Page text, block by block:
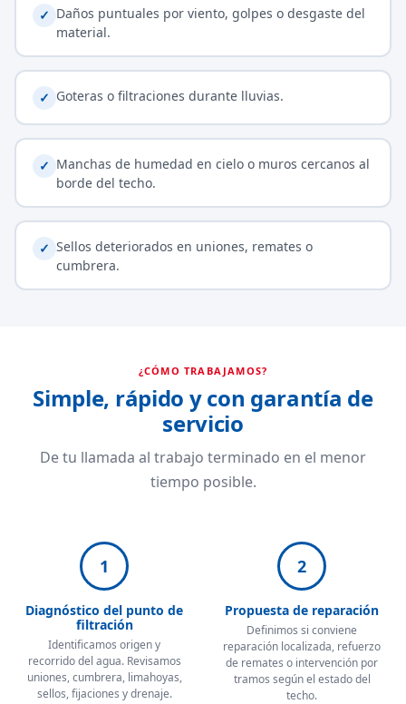
✓ Daños puntuales por viento, golpes o desgaste del
material.
✓ Goteras o filtraciones durante lluvias.
✓ Manchas de humedad en cielo o muros cercanos al
borde del techo.
✓ Sellos deteriorados en uniones, remates o
cumbrera.
¿CÓMO TRABAJAMOS?
Simple, rápido y con garantía de
servicio
De tu llamada al trabajo terminado en el menor
tiempo posible.
1
Diagnóstico del punto de
filtración
Identificamos origen y
recorrido del agua. Revisamos
uniones, cumbrera, limahoyas,
sellos, fijaciones y drenaje.
2
Propuesta de reparación
Definimos si conviene
reparación localizada, refuerzo
de remates o intervención por
tramos según el estado del
techo.